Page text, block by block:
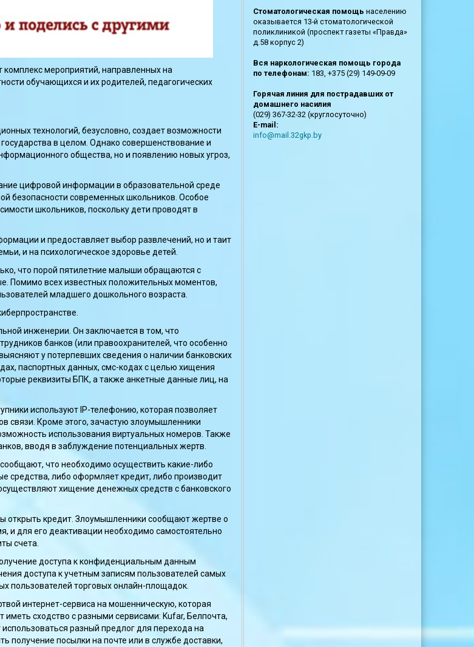
мероприятий, направленных на
обучающихся и их родителей, педагогических
технологий, безусловно, создает возможности
в целом. Однако совершенствование и
общества, но и появлению новых угроз,
цифровой информации в образовательной среде
безопасности современных школьников. Особое
школьников, поскольку дети проводят в
и предоставляет выбор развлечений, но и таит
и на психологическое здоровье детей.
что порой пятилетние малыши обращаются с
Помимо всех известных положительных моментов,
младшего дошкольного возраста.
инженерии. Он заключается в том, что
банков (или правоохранителей, что особенно
у потерпевших сведения о наличии банковских
паспортных данных, смс-кодах с целью хищения
реквизиты БПК, а также анкетные данные лиц, на
используют IP-телефонию, которая позволяет
связи. Кроме этого, зачастую злоумышленники
использования виртуальных номеров. Также
вводя в заблуждение потенциальных жертв.
что необходимо осуществить какие-либо
средства, либо оформляет кредит, либо производит
хищение денежных средств с банковского
открыть кредит. Злоумышленники сообщают жертве о
и для его деактивации необходимо самостоятельно
счета.
доступа к конфиденциальным данным
доступа к учетным записям пользователей самых
пользователей торговых онлайн-площадок.
интернет-сервиса на мошенническую, которая
сходство с разными сервисами: Kufar, Белпочта,
разный предлог для перехода на
получение посылки на почте или в службе доставки,
Стоматологическая помощь населению
оказывается 13-й стоматологической
поликлиникой (проспект газеты «Правда»
д.58 корпус 2)
Вся наркологическая помощь города
по телефонам: 183, +375 (29) 149-09-09
Горячая линия для пострадавших от
домашнего насилия
(029) 367-32-32 (круглосуточно)
E-mail:
info@mail.32gkp.by